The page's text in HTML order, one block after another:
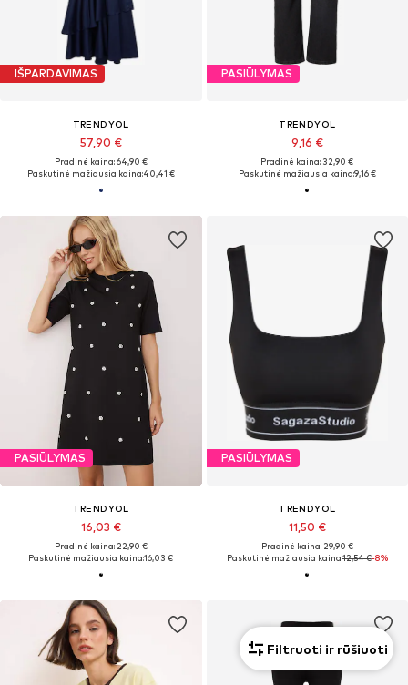
IŠPARDAVIMAS
TRENDYOL
57,90 €
Pradinė kaina: 64,90 €
Paskutinė mažiausia kaina:40,41 €
PASIŪLYMAS
TRENDYOL
9,16 €
Pradinė kaina: 32,90 €
Paskutinė mažiausia kaina:9,16 €
PASIŪLYMAS
TRENDYOL
16,03 €
Pradinė kaina: 22,90 €
Paskutinė mažiausia kaina:16,03 €
PASIŪLYMAS
TRENDYOL
11,50 €
Pradinė kaina: 29,90 €
Paskutinė mažiausia kaina:12,54 €-8%
Filtruoti ir rūšiuoti